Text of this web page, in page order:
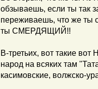
обзываешь, если ты так
переживаешь, что же ты
ты СМЕРДЯЩИЙ!!
В-третьих, вот такие
народ на всяких там
касимовские, волжско-